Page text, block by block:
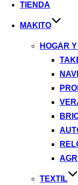
TIENDA
MAKITO
HOGAR
TEXTIL